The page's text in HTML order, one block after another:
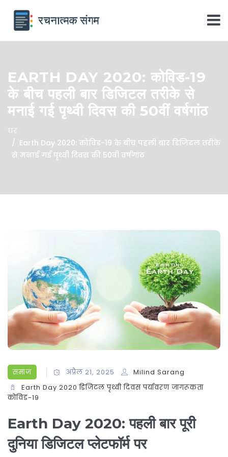
EARTH DAY 2020: कोविड-19
के बीच पहली बार डिजिटल तरीके से
मनाई गई पृथ्वी दिवस की 50वीं वर्षगांठ
घर
Earth Day 2020: कोविड-19 के बीच पहली बार डिजिटल तरीके
से मनाई गई पृथ्वी दिवस की 50वीं वर्षगांठ
समाज अप्रैल 21, 2025
Milind Sarang
Earth Day 2020 डिजिटल पृथ्वी दिवस पर्यावरण जागरूकता
कोविड-19
Earth Day 2020: पहली बार पूरी
दुनिया डिजिटल प्लेटफॉर्म पर